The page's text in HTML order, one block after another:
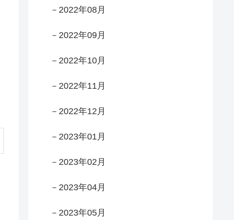
－2022年08月
－2022年09月
－2022年10月
－2022年11月
－2022年12月
－2023年01月
－2023年02月
－2023年04月
－2023年05月